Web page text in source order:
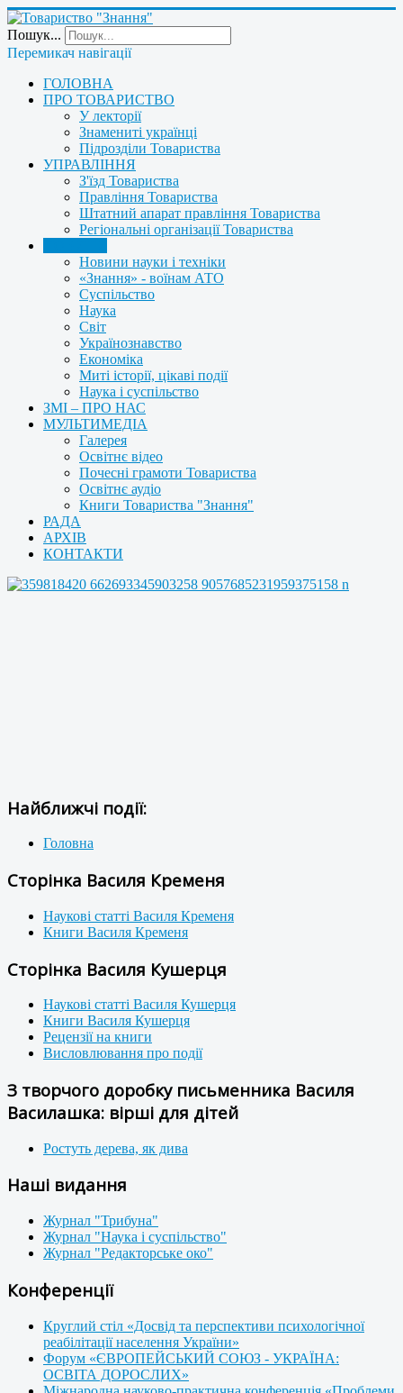
Пошук...
Перемикач навігації
ГОЛОВНА
ПРО ТОВАРИСТВО
У лекторії
Знамениті українці
Підрозділи Товариства
УПРАВЛІННЯ
З'їзд Товариства
Правління Товариства
Штатний апарат правління Товариства
Регіональні організації Товариства
Новини науки і техніки
«Знання» - воїнам АТО
Суспільство
Наука
Світ
Українознавство
Економіка
Миті історії, цікаві події
Наука і суспільство
ЗМІ – ПРО НАС
МУЛЬТИМЕДІА
Галерея
Освітнє відео
Почесні грамоти Товариства
Освітнє аудіо
Книги Товариства "Знання"
РАДА
АРХІВ
КОНТАКТИ
Найближчі події:
Головна
Сторінка Василя Кременя
Наукові статті Василя Кременя
Книги Василя Кременя
Сторінка Василя Кушерця
Наукові статті Василя Кушерця
Книги Василя Кушерця
Рецензії на книги
Висловлювання про події
З творчого доробку письменника Василя
Василашка: вірші для дітей
Ростуть дерева, як дива
Наші видання
Журнал "Трибуна"
Журнал "Наука і суспільство"
Журнал "Редакторське око"
Конференції
Круглий стіл «Досвід та перспективи психологічної
реабілітації населення України»
Форум «ЄВРОПЕЙСЬКИЙ СОЮЗ - УКРАЇНА:
ОСВІТА ДОРОСЛИХ»